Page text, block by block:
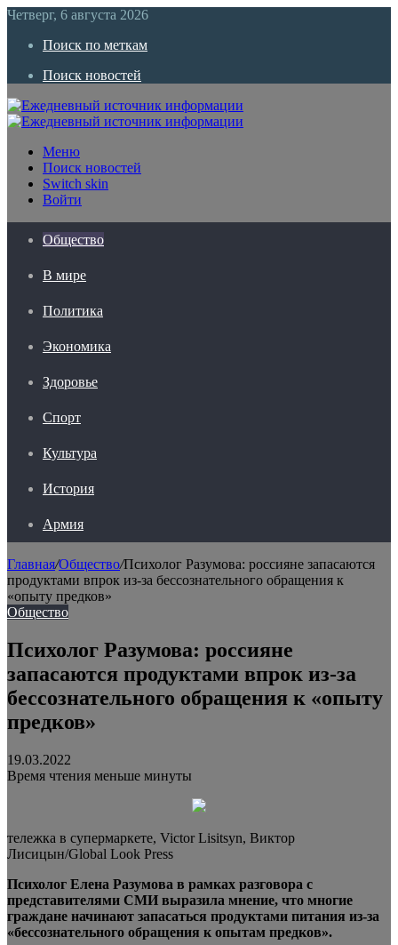
Четверг, 6 августа 2026
Поиск по меткам
Поиск новостей
Меню
Поиск новостей
Switch skin
Войти
Общество
В мире
Политика
Экономика
Здоровье
Спорт
Культура
История
Армия
Главная/Общество/Психолог Разумова: россияне запасаются
продуктами впрок из-за бессознательного обращения к
«опыту предков»
Общество
Психолог Разумова: россияне
запасаются продуктами впрок из-за
бессознательного обращения к «опыту
предков»
19.03.2022
Время чтения меньше минуты
тележка в супермаркете, Victor Lisitsyn, Виктор
Лисицын/Global Look Press
Психолог Елена Разумова в рамках разговора с
представителями СМИ выразила мнение, что многие
граждане начинают запасаться продуктами питания из-за
«бессознательного обращения к опытам предков».